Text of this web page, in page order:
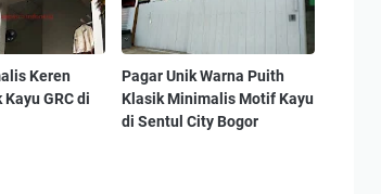
Keren
GRC di
Pagar Unik Warna Puith
Klasik Minimalis Motif Kayu
di Sentul City Bogor